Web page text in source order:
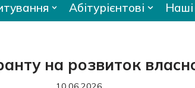
Абітурієнтові
на розвиток